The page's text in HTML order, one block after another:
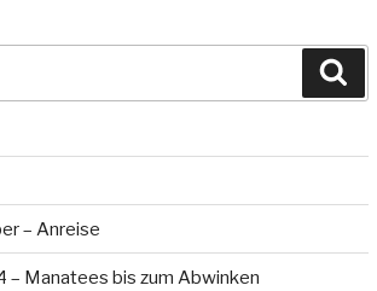
– Anreise
– Manatees bis zum Abwinken